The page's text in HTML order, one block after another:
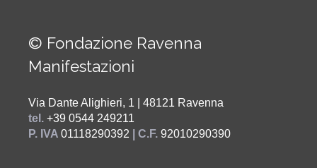
© Fondazione Ravenna
Manifestazioni
Via Dante Alighieri, 1 | 48121 Ravenna
tel. +39 0544 249211
P. IVA 01118290392 | C.F. 92010290390